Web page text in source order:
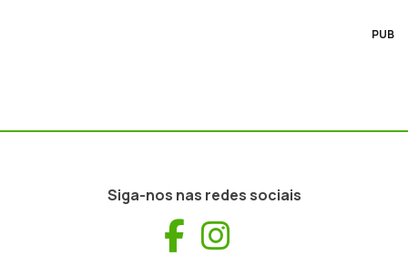
PUB
Siga-nos nas redes sociais
Facebook